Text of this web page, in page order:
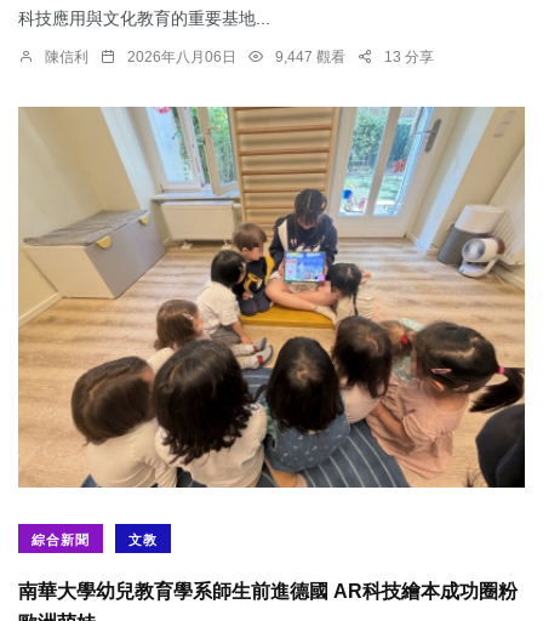
科技應用與文化教育的重要基地...
陳信利 2026年八月06日 9,447 觀看 13 分享
綜合新聞 文教
南華大學幼兒教育學系師生前進德國 AR科技繪本成功圈粉